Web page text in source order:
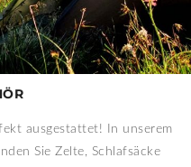
ausgestattet! In unserem
Sie Zelte, Schlafsäcke